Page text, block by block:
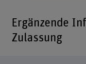
Ergänzende
Zulassung